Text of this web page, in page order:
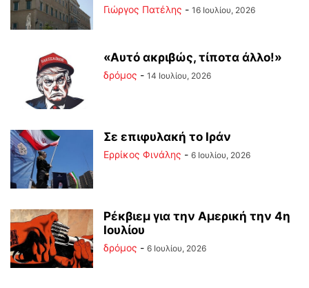
Γιώργος Πατέλης - 16 Ιουλίου, 2026
«Αυτό ακριβώς, τίποτα άλλο!»
δρόμος - 14 Ιουλίου, 2026
Σε επιφυλακή το Ιράν
Ερρίκος Φινάλης - 6 Ιουλίου, 2026
Ρέκβιεμ για την Αμερική την 4η
Ιουλίου
δρόμος - 6 Ιουλίου, 2026